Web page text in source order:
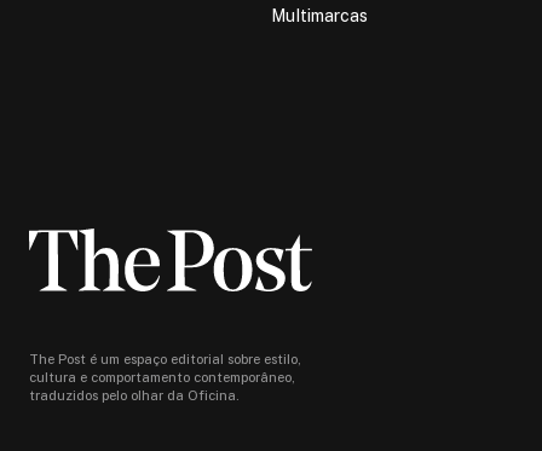
Multimarcas
The Post é um espaço editorial sobre estilo,
cultura e comportamento contemporâneo,
traduzidos pelo olhar da Oficina.